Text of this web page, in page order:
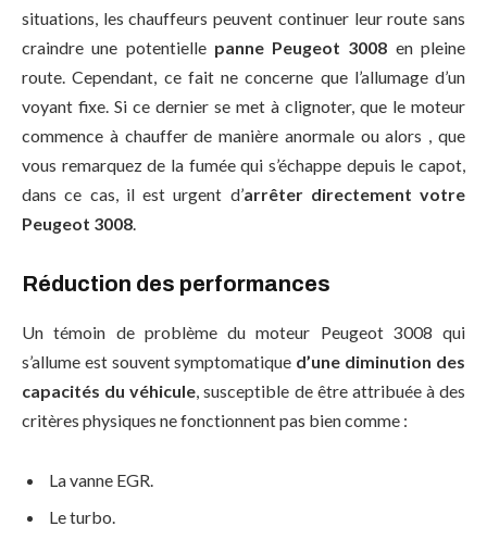
situations, les chauffeurs peuvent continuer leur route sans
craindre une potentielle panne Peugeot 3008 en pleine
route. Cependant, ce fait ne concerne que l’allumage d’un
voyant fixe. Si ce dernier se met à clignoter, que le moteur
commence à chauffer de manière anormale ou alors , que
vous remarquez de la fumée qui s’échappe depuis le capot,
dans ce cas, il est urgent d’arrêter directement votre
Peugeot 3008
Réduction des performances
Un témoin de problème du moteur Peugeot 3008 qui
s’allume est souvent symptomatique d’une diminution des
capacités du véhicule , susceptible de être attribuée à des
critères physiques ne fonctionnent pas bien comme :
La vanne EGR.
Le turbo.